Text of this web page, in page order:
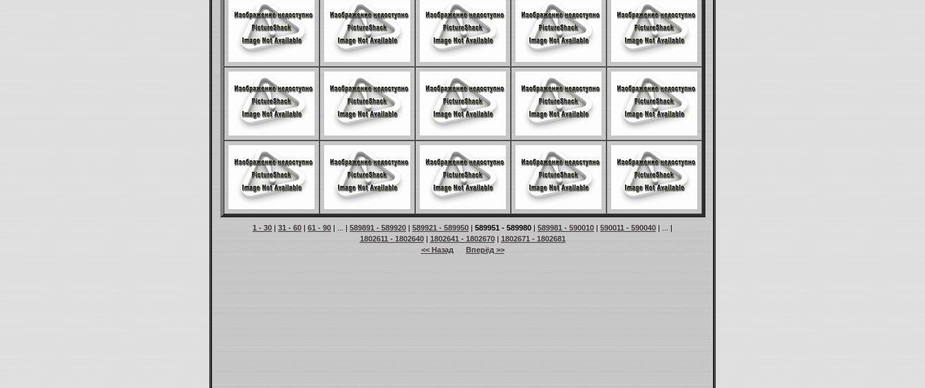
1 - 30 | 31 - 60 | 61 - 90 | ... | 589891 - 589920 | 589921 - 589950 | 589951 - 589980 | 589981 - 590010 | 590011 - 590040 | ... |
1802611 - 1802640| 1802641 - 1802670| 1802671 - 1802681
<< Назад
Вперёд >>